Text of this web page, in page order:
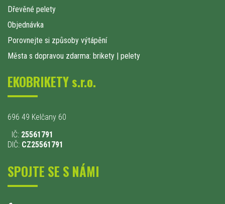
Dřevěné pelety
Objednávka
Porovnejte si způsoby výtápění
Města s dopravou zdarma: brikety | pelety
EKOBRIKETY s.r.o.
696 49 Kelčany 60
IČ: 25561791
DIČ: CZ25561791
SPOJTE SE S NÁMI